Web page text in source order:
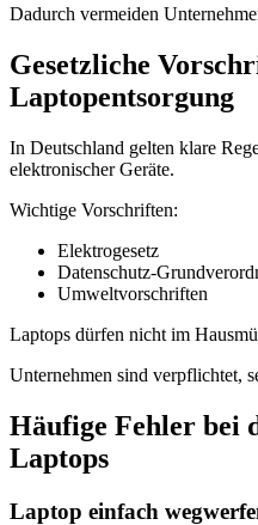
Dadurch vermeiden
Gesetzliche
Laptopentsorgung
In Deutschland gelten klare
elektronischer Geräte.
Wichtige Vorschriften:
Elektrogesetz
Datenschutz-
Umweltvorschriften
Laptops dürfen nicht im
Unternehmen sind verpflichtet,
Häufige Fehler bei
Laptops
Laptop einfach